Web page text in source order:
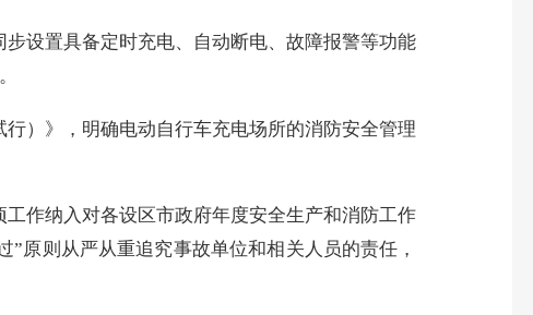
设置具备定时充电、自动断电、故障报警等功能
）》，明确电动自行车充电场所的消防安全管理
作纳入对各设区市政府年度安全生产和消防工作
原则从严从重追究事故单位和相关人员的责任，